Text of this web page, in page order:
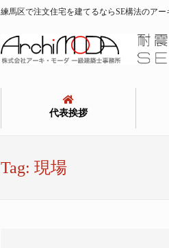
練馬区で注文住宅を建てるならSE構法のアー
代表挨拶
Tag: 現場